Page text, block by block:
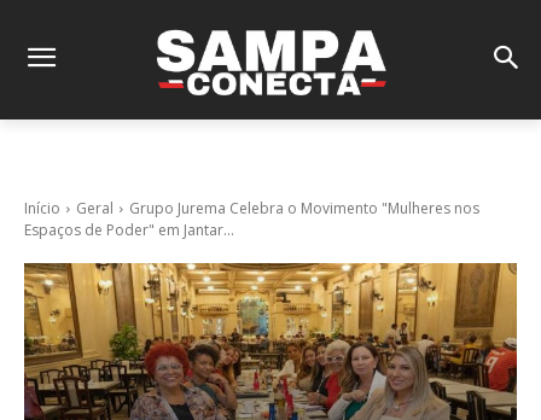
Início Geral
Grupo Jurema Celebra o Movimento "Mulheres nos
Espaços de Poder" em Jantar...